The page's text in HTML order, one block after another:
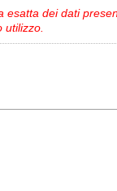
dei dati